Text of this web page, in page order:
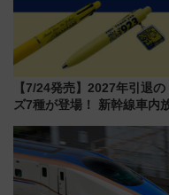
【7/24発売】2027年引退
ズ7種が登場！ 新幹線車内